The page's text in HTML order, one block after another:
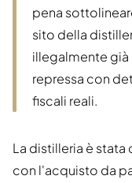
pena
sito della
illegalmente già
repressa con
fiscali reali.
La distilleria è stata
con l'acquisto da